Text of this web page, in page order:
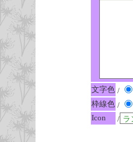
文字色 /
枠線色 /
Icon
/